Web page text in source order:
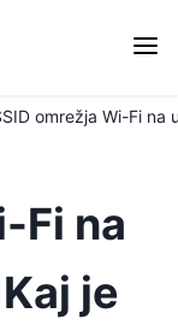
omrežja Wi-Fi na
Fi na
je